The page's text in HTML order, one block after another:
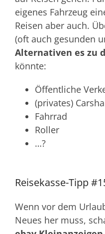
eigenes Fahrzeug
Reisen aber auch.
(oft auch gesunden
Alternativen es zu
könnte:
Öffentliche
(privates)
Fahrrad
Roller
…?
Reisekasse-Tipp
Wenn vor dem
Neues her muss,